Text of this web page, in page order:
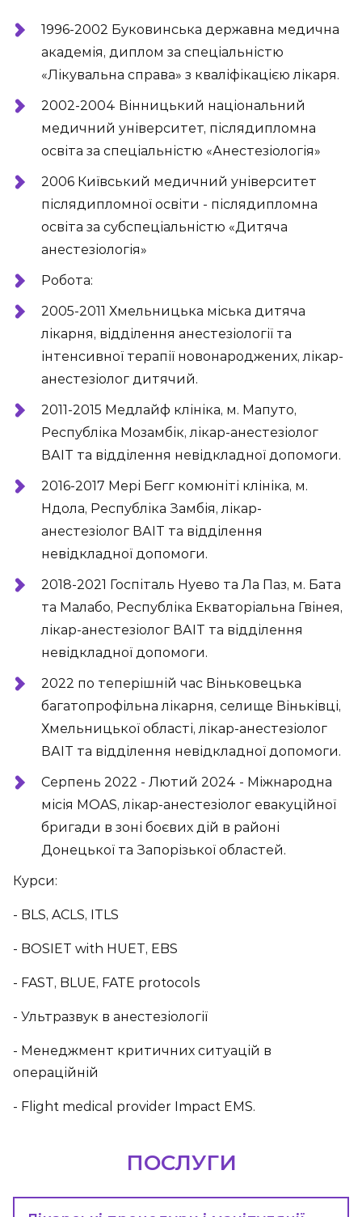
1996-2002 Буковинська державна медична
академія, диплом за спеціальністю
«Лікувальна справа» з кваліфікацією лікаря.
2002-2004 Вінницький національний
медичний університет, післядипломна
освіта за спеціальністю «Анестезіологія»
2006 Київський медичний університет
післядипломної освіти - післядипломна
освіта за субспеціальністю «Дитяча
анестезіологія»
Робота:
2005-2011 Хмельницька міська дитяча
лікарня, відділення анестезіології та
інтенсивної терапії новонароджених, лікар-
анестезіолог дитячий.
2011-2015 Медлайф клініка, м. Мапуто,
Республіка Мозамбік, лікар-анестезіолог
ВАІТ та відділення невідкладної допомоги.
2016-2017 Мері Бегг комюніті клініка, м.
Ндола, Республіка Замбія, лікар-
анестезіолог ВАІТ та відділення
невідкладної допомоги.
2018-2021 Госпіталь Нуево та Ла Паз, м. Бата
та Малабо, Республіка Екваторіальна Гвінея,
лікар-анестезіолог ВАІТ та відділення
невідкладної допомоги.
2022 по теперішній час Віньковецька
багатопрофільна лікарня, селище Віньківці,
Хмельницької області, лікар-анестезіолог
ВАІТ та відділення невідкладної допомоги.
Серпень 2022 - Лютий 2024 - Міжнародна
місія MOAS, лікар-анестезіолог евакуційної
бригади в зоні боєвих дій в районі
Донецької та Запорізької областей.
Курси:
- BLS, ACLS, ITLS
- BOSIET with HUET, EBS
- FAST, BLUE, FATE protocols
- Ультразвук в анестезіології
- Менеджмент критичних ситуацій в
операційній
- Flight medical provider Impact EMS.
ПОСЛУГИ